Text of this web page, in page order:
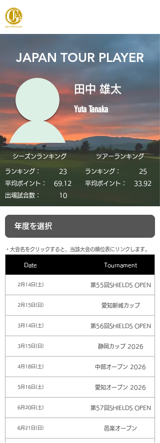
JAPAN TOUR PLAYER
田中 雄太
Yuta Tanaka
シーズンランキング
ランキング：
23
平均ポイント：
69.12
​出場試合数：
10
​ツアーランキング
ランキング：
25
平均ポイント：
33.92
​・大会名をクリックすると、当該大会の順位表にリンクします。
Date Tournament
2月14日(土) 第55回SHIELDS OPEN
2月15日(日) 愛知新城カップ
3月14日(土) 第56回SHIELDS OPEN
3月15日(日) 静岡カップ 2026
4月18日(土) 中部オープン 2026
5月16日(土) 愛知オープン 2026
6月20日(土) 第57回SHIELDS OPEN
6月21日(日) 邑楽オープン